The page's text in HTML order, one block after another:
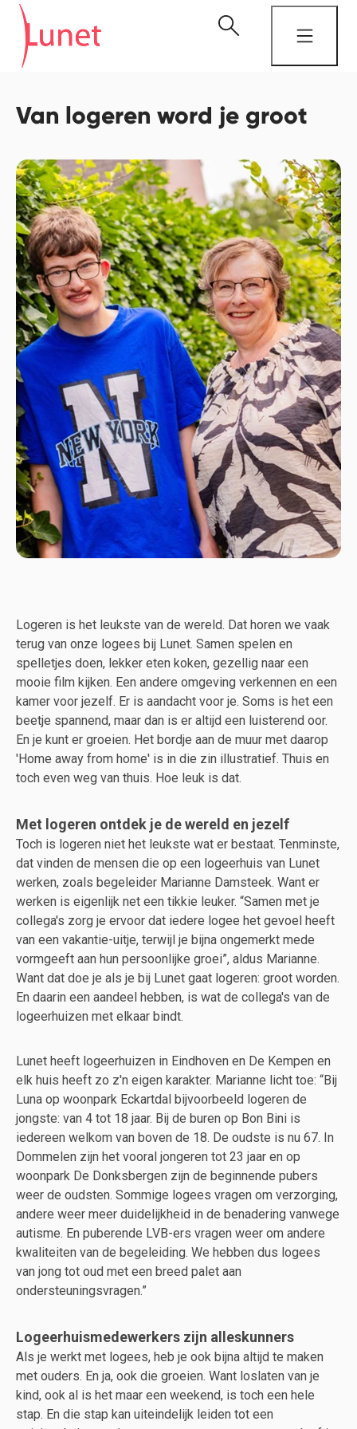
Van logeren word je groot
Logeren is het leukste van de wereld. Dat horen we vaak
terug van onze logees bij Lunet. Samen spelen en
spelletjes doen, lekker eten koken, gezellig naar een
mooie film kijken. Een andere omgeving verkennen en een
kamer voor jezelf. Er is aandacht voor je. Soms is het een
beetje spannend, maar dan is er altijd een luisterend oor.
En je kunt er groeien. Het bordje aan de muur met daarop
'Home away from home' is in die zin illustratief. Thuis en
toch even weg van thuis. Hoe leuk is dat.
Met logeren ontdek je de wereld en jezelf
Toch is logeren niet het leukste wat er bestaat. Tenminste,
dat vinden de mensen die op een logeerhuis van Lunet
werken, zoals begeleider Marianne Damsteek. Want er
werken is eigenlijk net een tikkie leuker. “Samen met je
collega's zorg je ervoor dat iedere logee het gevoel heeft
van een vakantie-uitje, terwijl je bijna ongemerkt mede
vormgeeft aan hun persoonlijke groei”, aldus Marianne.
Want dat doe je als je bij Lunet gaat logeren: groot worden.
En daarin een aandeel hebben, is wat de collega's van de
logeerhuizen met elkaar bindt.
Lunet heeft logeerhuizen in Eindhoven en De Kempen en
elk huis heeft zo z'n eigen karakter. Marianne licht toe: “Bij
Luna op woonpark Eckartdal bijvoorbeeld logeren de
jongste: van 4 tot 18 jaar. Bij de buren op Bon Bini is
iedereen welkom van boven de 18. De oudste is nu 67. In
Dommelen zijn het vooral jongeren tot 23 jaar en op
woonpark De Donksbergen zijn de beginnende pubers
weer de oudsten. Sommige logees vragen om verzorging,
andere weer meer duidelijkheid in de benadering vanwege
autisme. En puberende LVB-ers vragen weer om andere
kwaliteiten van de begeleiding. We hebben dus logees
van jong tot oud met een breed palet aan
ondersteuningsvragen.”
Logeerhuismedewerkers zijn alleskunners
Als je werkt met logees, heb je ook bijna altijd te maken
met ouders. En ja, ook die groeien. Want loslaten van je
kind, ook al is het maar een weekend, is toch een hele
stap. En die stap kan uiteindelijk leiden tot een